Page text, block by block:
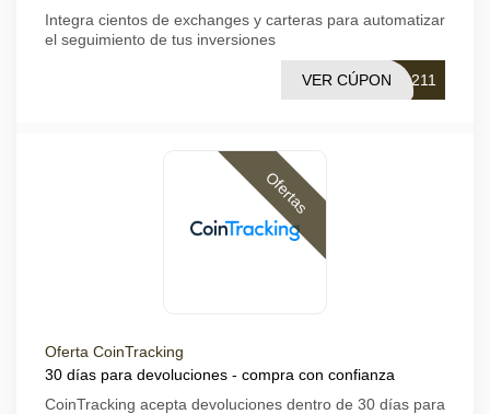
Integra cientos de exchanges y carteras para automatizar
el seguimiento de tus inversiones
0211
VER CÚPON
Ofertas
Oferta CoinTracking
30 días para devoluciones - compra con confianza
CoinTracking acepta devoluciones dentro de 30 días para